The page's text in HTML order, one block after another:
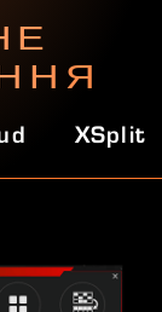
XSplit